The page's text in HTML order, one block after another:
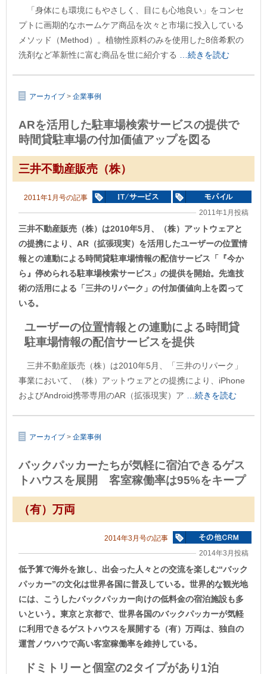
「身体にも環境にもやさしく、目にも心地良い」をコンセ
プトに画期的なホームケア商品を次々と市場に投入している
メソッド（Method）。植物性原料のみを使用した8倍希釈の
洗剤など革新性に富む商品を世に紹介する
…続きを読む
アーカイブ > 企業事例
ARを活用した駐車場検索サービスの提供で
時間貸駐車場の付加価値アップを図る
三井不動産販売（株）
2011年1月号の記事
2011年1月投稿
三井不動産販売（株）は2010年5月、（株）アットウェアと
の提携により、AR（拡張現実）を活用したユーザーの位置情
報との連動による時間貸駐車場情報の配信サービス「『今か
ら』停められる駐車場検索サービス」の提供を開始。先進技
術の活用による「三井のリパーク」の付加価値向上を図って
いる。
ユーザーの位置情報との連動による時間貸
駐車場情報の配信サービスを提供
三井不動産販売（株）は2010年5月、「三井のリパーク」
事業において、（株）アットウェアとの提携により、iPhone
およびAndroid携帯専用のAR（拡張現実）ア …続きを読む
アーカイブ > 企業事例
バックパッカーたちが気軽に宿泊できるゲス
トハウスを展開 客室稼働率は95%をキープ
（有）万両
2014年3月号の記事
2014年3月投稿
低予算で海外を旅し、出会った人々との交流を楽しむ“バック
パッカー”の文化は世界各国に普及している。世界的な観光地
には、こうしたバックパッカー向けの低料金の宿泊施設も多
いという。東京と京都で、世界各国のバックパッカーが気軽
に利用できるゲストハウスを展開する（有）万両は、独自の
運営ノウハウで高い客室稼働率を維持している。
ドミトリーと個室の2タイプがあり1泊